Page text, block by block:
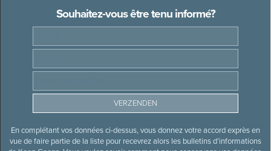
Souhaitez-vous être tenu informé?
En complétant vos données ci-dessus, vous donnez votre accord exprès en
vue de faire partie de la liste pour recevrez alors les bulletins d’informations